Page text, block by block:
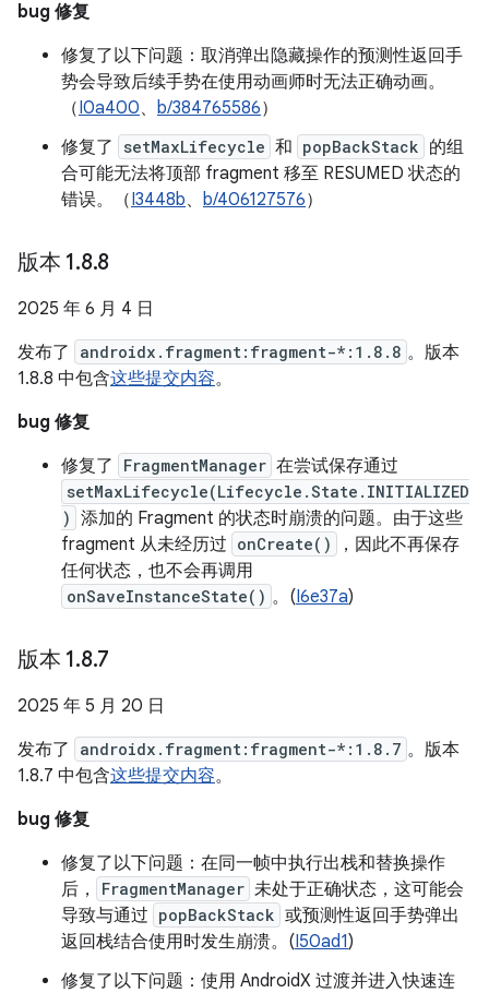
bug 修复
修复了以下问题：取消弹出隐藏操作的预测性返回手
势会导致后续手势在使用动画师时无法正确动画。
（I0a400、 b/384765586）
修复了
setMaxLifecycle 和 popBackStack 的组
合可能无法将顶部 fragment 移至 RESUMED 状态的
错误。（I3448b、 b/406127576）
版本 1.8.8
2025 年 6 月 4 日
发布了
androidx.fragment:fragment-*:1.8.8 。版本
1.8.8 中包含这些提交内容。
bug 修复
修复了
FragmentManager 在尝试保存通过
setMaxLifecycle(Lifecycle.State.INITIALIZED
) 添加的 Fragment 的状态时崩溃的问题。由于这些
fragment 从未经历过 onCreate()
，因此不再保存
任何状态，也不会再调用
onSaveInstanceState() 。(I6e37a)
版本 1.8.7
2025 年 5 月 20 日
发布了
androidx.fragment:fragment-*:1.8.7 。版本
1.8.7 中包含这些提交内容。
bug 修复
修复了以下问题：在同一帧中执行出栈和替换操作
后，
FragmentManager 未处于正确状态，这可能会
导致与通过 popBackStack 或预测性返回手势弹出
返回栈结合使用时发生崩溃。(I50ad1)
修复了以下问题：使用 AndroidX 过渡并进入快速连